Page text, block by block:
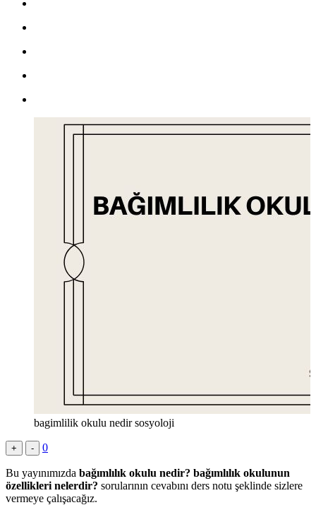
bagimlilik okulu nedir sosyoloji
+ - 0
Bu yayınımızda bağımlılık okulu nedir? bağımlılık okulunun
özellikleri nelerdir? sorularının cevabını ders notu şeklinde sizlere
vermeye çalışacağız.